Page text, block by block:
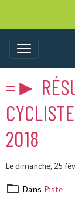
=►
2018
Le dimanche, 25
Dans Piste